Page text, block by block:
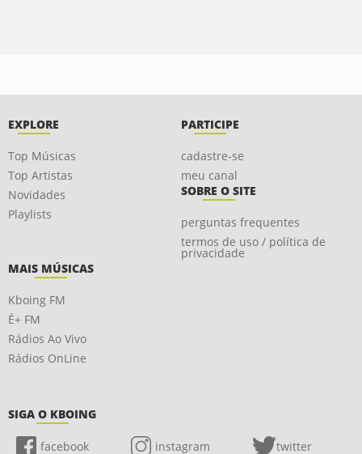
EXPLORE
Top Músicas
Top Artistas
Novidades
Playlists
PARTICIPE
cadastre-se
meu canal
SOBRE O SITE
perguntas frequentes
termos de uso / política de
privacidade
MAIS MÚSICAS
Kboing FM
É+ FM
Rádios Ao Vivo
Rádios OnLine
SIGA O KBOING
facebook instagram twitter